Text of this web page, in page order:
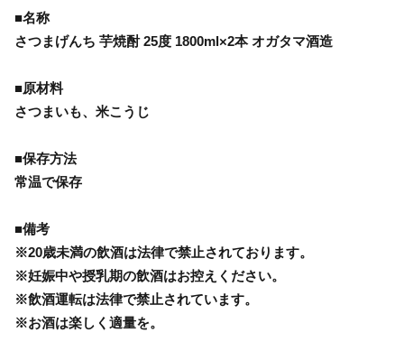
■名称
さつまげんち 芋焼酎 25度 1800ml×2本 オガタマ酒造
■原材料
さつまいも、米こうじ
■保存方法
常温で保存
■備考
※20歳未満の飲酒は法律で禁止されております。
※妊娠中や授乳期の飲酒はお控えください。
※飲酒運転は法律で禁止されています。
※お酒は楽しく適量を。